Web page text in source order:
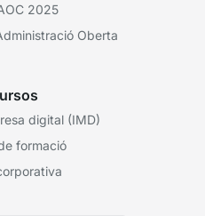
2025
Oberta
digital (IMD)
formació